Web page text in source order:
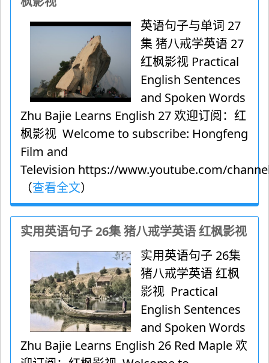
英语句子与单词 27
集 猪八戒学英语 27
红枫影视 Practical
English Sentences
and Spoken Words
Zhu Bajie Learns English 27 欢迎订阅：红
枫影视 Welcome to subscribe: Hongfeng
Film and
Television https://www.youtube.com/
（查看全文）
实用英语句子 26集 猪八戒学英语 红枫影视
实用英语句子 26集
猪八戒学英语 红枫
影视 Practical
English Sentences
and Spoken Words
Zhu Bajie Learns English 26 Red Maple 欢